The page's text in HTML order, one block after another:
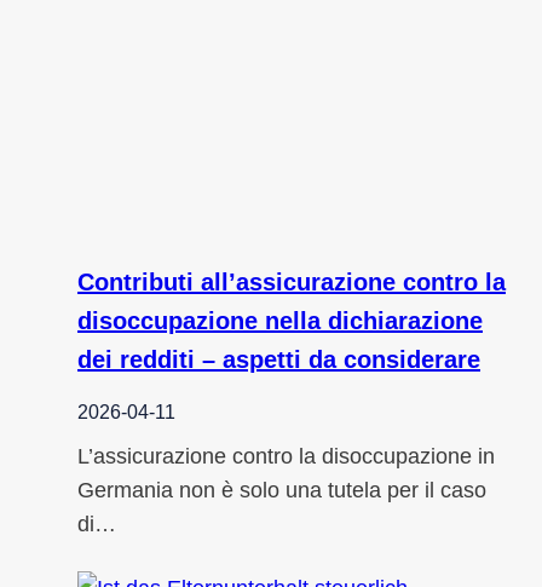
Contributi all’assicurazione contro la
disoccupazione nella dichiarazione
dei redditi – aspetti da considerare
2026-04-11
L’assicurazione contro la disoccupazione in
Germania non è solo una tutela per il caso
di…